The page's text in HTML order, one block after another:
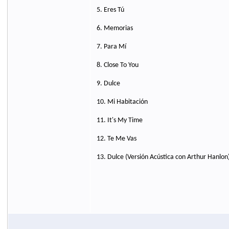
5. Eres Tú
6. Memorias
7. Para Mí
8. Close To You
9. Dulce
10. Mi Habitación
11. It's My Time
12. Te Me Vas
13. Dulce (Versión Acústica con Arthur